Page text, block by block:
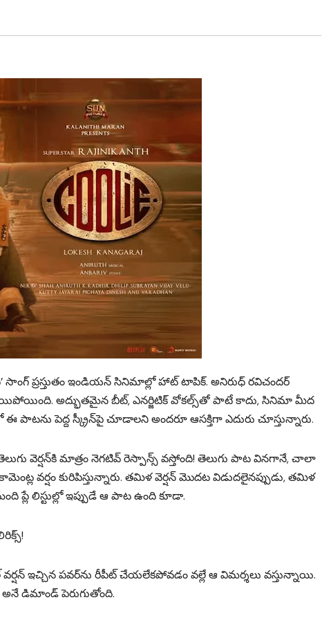
సాంగ్ ప్రస్తుతం ఇండియన్ సినిమాల్లో హాట్ టాపిక్. అనిరుధ్ రవిచందర్
అద్భుతమైన బీట్, ఎనర్జిటిక్ వోకల్స్‌తో పాటే కాదు, సినిమా మీద
పెద్ద స్క్రీన్‌పై చూడాలని అందరూ ఆసక్తిగా ఎదురు చూస్తున్నారు.
వెర్షన్‌కి మాత్రం నెగటివ్ రెస్పాన్స్ వస్తోంది! తెలుగు పాట వినగానే, చాలా
వర్షం కురిపిస్తున్నారు. తమిళ వెర్షన్ మొదట విడుదలైనప్పుడు, తమిళ
ప్లే లిస్టుల్లో ఇప్పుడే ఆ పాట ఉంది కూడా.
ఇచ్చిన పవర్‌ను రీపీట్ చేయలేకపోవడం వల్లే ఆ విమర్శలు వస్తున్నాయి.
అనే డిమాండ్ పెరుగుతోంది.